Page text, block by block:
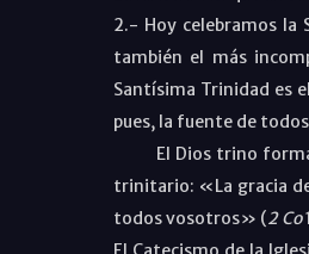
2.- Hoy celebramos la
también el más
Santísima Trinidad es
pues, la fuente de
El Dios trino forma
trinitario: «La gracia
todos vosotros» (2 Co